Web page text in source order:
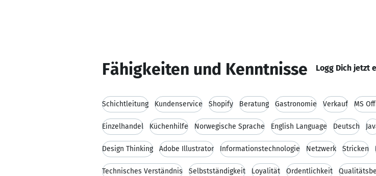
Fähigkeiten und Kenntnisse Logg Dich jetzt
Schichtleitung Kundenservice Shopify Beratung Gastronomie Verkauf MS
Einzelhandel Küchenhilfe Norwegische Sprache English Language Deutsch
Design Thinking Adobe Illustrator Informationstechnologie Netzwerk Stricken
Technisches Verständnis Selbstständigkeit Loyalität Ordentlichkeit